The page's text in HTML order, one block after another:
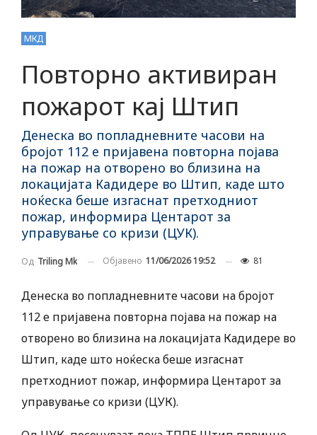
МКД
Повторно активиран
пожарот кај Штип
Денеска во попладневните часови на
бројот 112 е пријавена повторна појава
на пожар на отворено во близина на
локацијата Кадидере во Штип, каде што
ноќеска беше изгаснат претходниот
пожар, информира Центарот за
управување со кризи (ЦУК).
Од Triling Mk Објавено 11/06/2026 19:52 81
Денеска во попладневните часови на бројот
112 е пријавена повторна појава на пожар на
отворено во близина на локацијата Кадидере во
Штип, каде што ноќеска беше изгаснат
претходниот пожар, информира Центарот за
управување со кризи (ЦУК).